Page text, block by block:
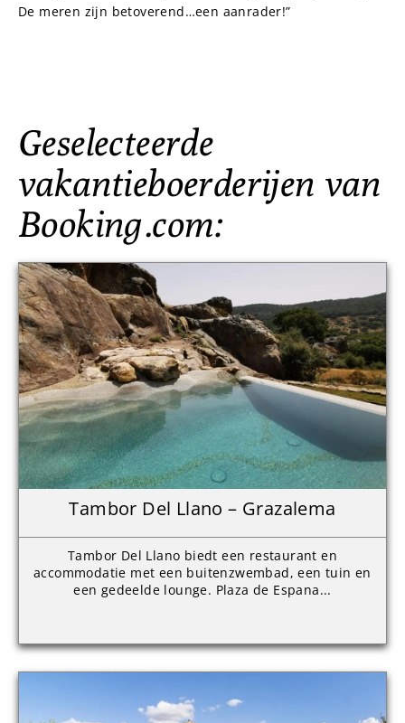
De meren zijn betoverend…een aanrader!”
Geselecteerde
vakantieboerderijen van
Booking.com:
Tambor Del Llano – Grazalema
Tambor Del Llano biedt een restaurant en
accommodatie met een buitenzwembad, een tuin en
een gedeelde lounge. Plaza de Espana...